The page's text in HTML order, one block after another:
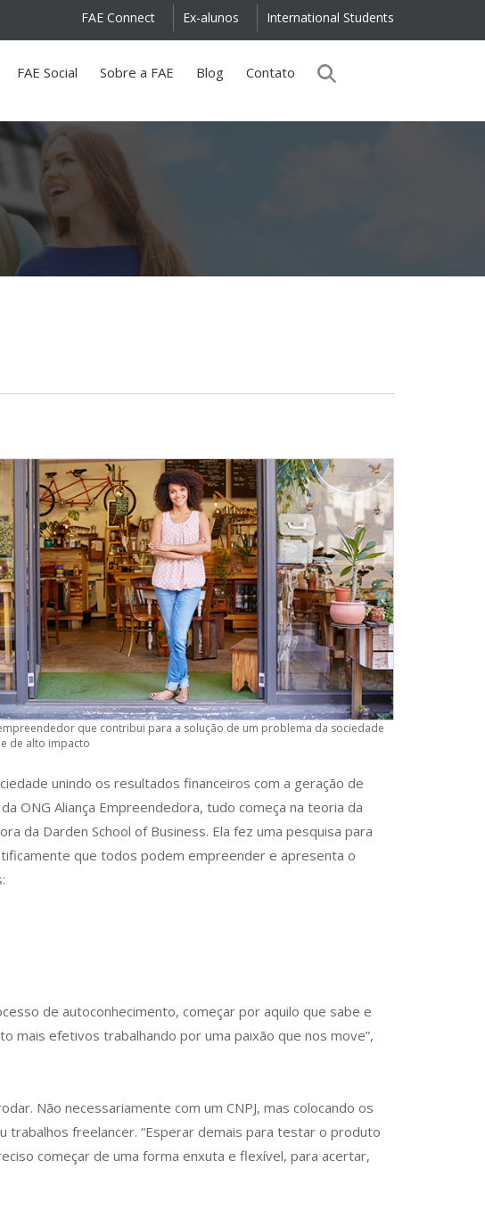
International Students
Ex-alunos
FAE Connect
FAE Social Sobre a FAE Blog Contato
que contribui para a solução de um problema da sociedade
de alto impacto
unindo os resultados financeiros com a geração de
ONG Aliança Empreendedora, tudo começa na teoria da
da Darden School of Business. Ela fez uma pesquisa para
que todos podem empreender e apresenta o
de autoconhecimento, começar por aquilo que sabe e
efetivos trabalhando por uma paixão que nos move”,
Não necessariamente com um CNPJ, mas colocando os
freelancer. “Esperar demais para testar o produto
começar de uma forma enxuta e flexível, para acertar,